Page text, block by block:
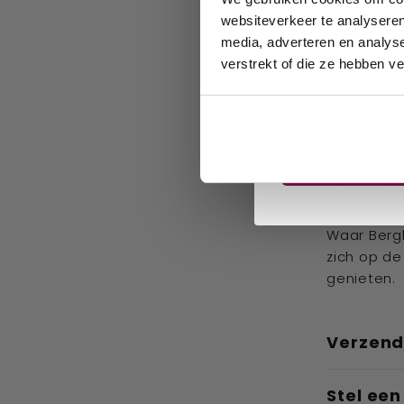
websiteverkeer te
media, adverteren en
verstrekt of die ze hebben
de in
familie
Waar
zich op
genieten.
Stel
Email